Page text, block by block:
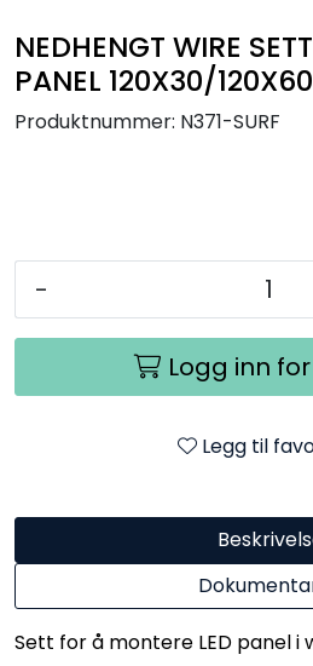
NEDHENGT WIRE
PANEL 120X30/120X60
Produktnummer: N371-SURF
-
Logg inn
Legg til
Sett for å montere LED panel i
Sluttsalg